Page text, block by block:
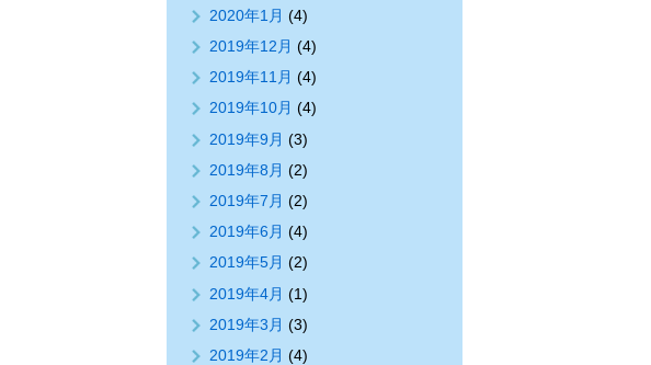
2020年1月 (4)
2019年12月 (4)
2019年11月 (4)
2019年10月 (4)
2019年9月 (3)
2019年8月 (2)
2019年7月 (2)
2019年6月 (4)
2019年5月 (2)
2019年4月 (1)
2019年3月 (3)
2019年2月 (4)